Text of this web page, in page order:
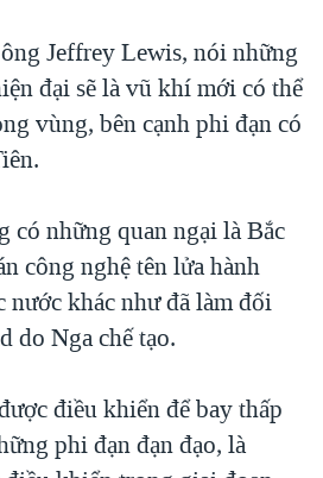
Jeffrey Lewis, nói những
đại sẽ là vũ khí mới có thể
vùng, bên cạnh phi đạn có
có những quan ngại là Bắc
công nghệ tên lửa hành
khác như đã làm đối
do Nga chế tạo.
điều khiển để bay thấp
phi đạn đạn đạo, là